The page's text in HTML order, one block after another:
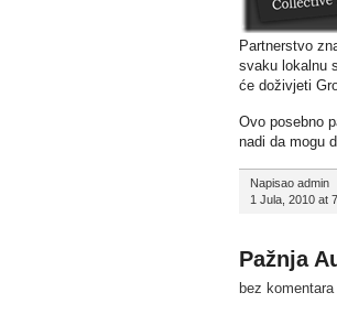
Partnerstvo
svaku lokalnu
će doživjeti
Ovo posebno
nadi da mogu
Napisao admin
1 Jula, 2010 at
Pažnja
bez komentara